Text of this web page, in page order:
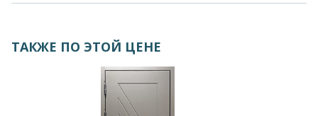
ТАКЖЕ ПО ЭТОЙ ЦЕНЕ